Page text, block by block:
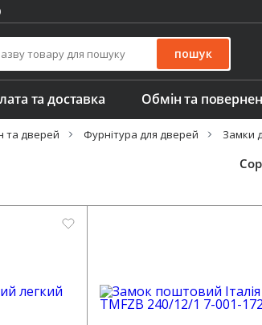
пошук
та доставка Обмін та
та дверей Фурнітура для дверей Замки